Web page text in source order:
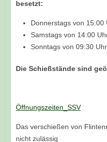
besetzt:
Donnerstags von 15:00
Samstags von 14:00
Sonntags von 09:30
Die Schießstände sind
Öffnungszeiten_SSV
Das verschießen von
nicht zulässig